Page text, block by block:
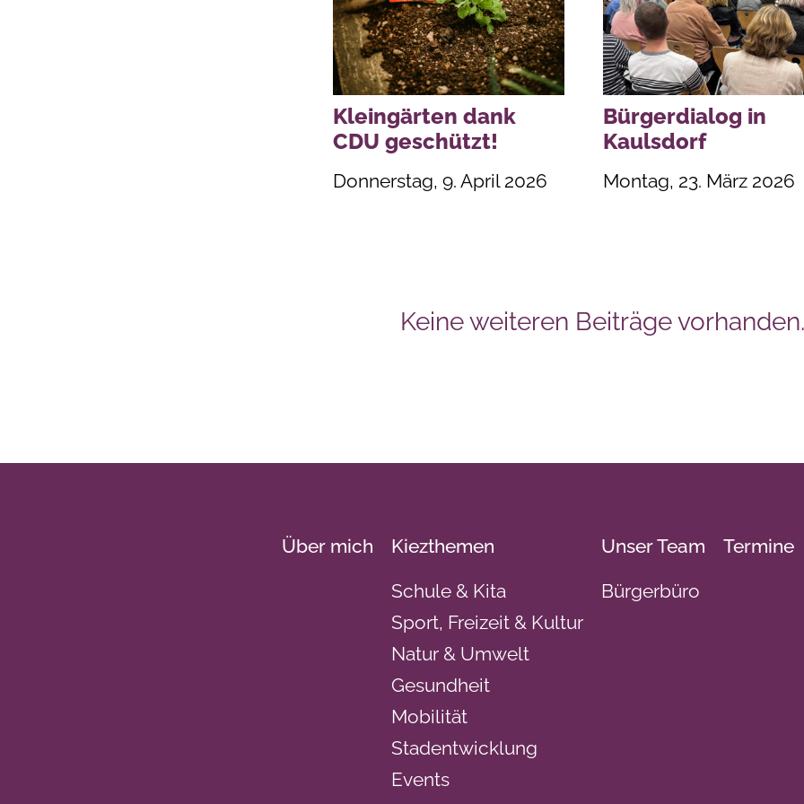
Kleingärten dank
CDU geschützt!
Donnerstag, 9. April 2026
Bürgerdialog in
Kaulsdorf
Montag, 23. März 2026
Keine weiteren Beiträge
Über mich
Kiezthemen
Schule & Kita
Sport, Freizeit & Kultur
Natur & Umwelt
Gesundheit
Mobilität
Stadentwicklung
Events
Unser Team
Bürgerbüro
Termine